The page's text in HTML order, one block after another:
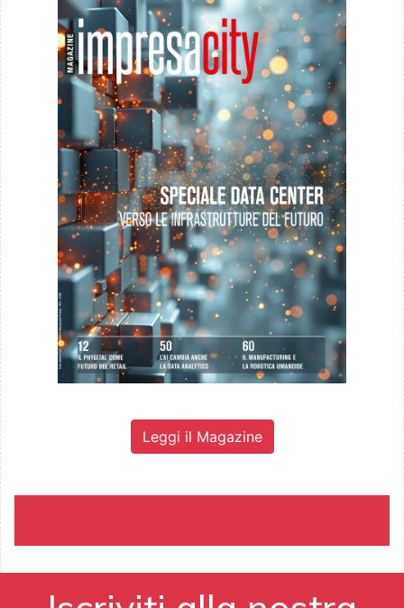
Leggi il Magazine